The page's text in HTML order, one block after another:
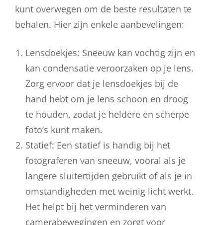
kunt overwegen om de beste resultaten te
behalen. Hier zijn enkele aanbevelingen:
Lensdoekjes: Sneeuw kan vochtig zijn en
kan condensatie veroorzaken op je lens.
Zorg ervoor dat je lensdoekjes bij de
hand hebt om je lens schoon en droog
te houden, zodat je heldere en scherpe
foto’s kunt maken.
Statief: Een statief is handig bij het
fotograferen van sneeuw, vooral als je
langere sluitertijden gebruikt of als je in
omstandigheden met weinig licht werkt.
Het helpt bij het verminderen van
camerabewegingen en zorgt voor